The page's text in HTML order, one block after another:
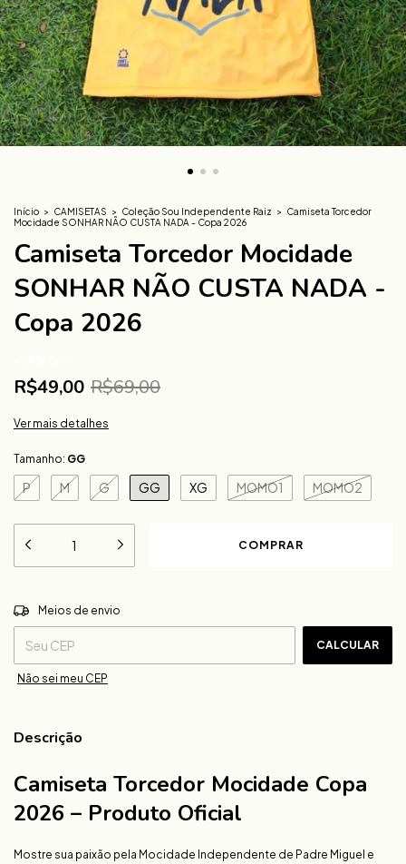
Início > CAMISETAS > Coleção Sou Independente Raiz > Camiseta Torcedor
Mocidade SONHAR NÃO CUSTA NADA - Copa 2026
Camiseta Torcedor Mocidade
SONHAR NÃO CUSTA NADA -
Copa 2026
R$49,00 R$69,00
Ver mais detalhes
Tamanho: GG
P M G GG XG MOMO1 MOMO2
Entregas para o CEP:
Meios de envio
CALCULAR
Não sei meu CEP
Descrição
Camiseta Torcedor Mocidade Copa
2026 – Produto Oficial
Mostre sua paixão pela Mocidade Independente de Padre Miguel e